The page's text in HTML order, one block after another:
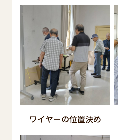
ワイヤーの位置決め